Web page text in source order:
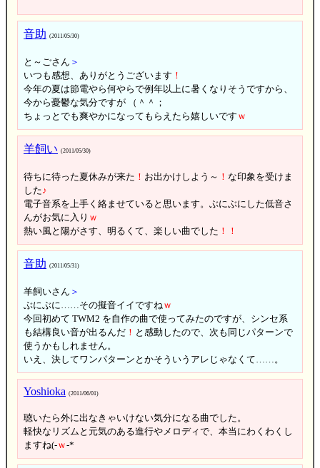
音助 (2011/05/30)
と～ごさん ＞
いつも感想、ありがとうございます ！
今年の夏は節電やら何やらで例年以上に暑くなりそうですから、
今から憂鬱な気分ですが （＾＾；
ちょっとでも爽やかになってもらえたら嬉しいです ｗ
羊飼い (2011/05/30)
待ちに待った夏休みが来た ！ お出かけしよう～ ！ な印象を受けま
した♪
電子音系を上手く絡ませていると思います。ぶにぶにした低音さ
んがお気に入り ｗ
熱い風と陽がさす、明るくて、楽しい曲でした ！ ！
音助 (2011/05/31)
羊飼いさん ＞
ぶにぶに……その擬音イイですね ｗ
今回初めて TWM2 を自作の曲で使ってみたのですが、シンセ系
も結構良い音が出るんだ ！ と感動したので、次も同じパターンで
使うかもしれません。
いえ、決してワンパターンとかそういうアレじゃなくて……。
Yoshioka (2011/06/01)
聴いたら外に出なきゃいけない気分になる曲でした。
軽快なリズムと元気のある進行やメロディで、本当にわくわくし
ますね(-ｗ-*